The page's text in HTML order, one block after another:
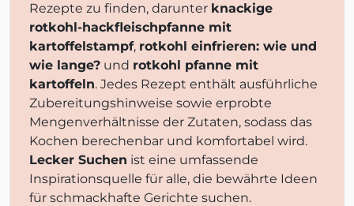
Rezepte zu finden, darunter knackige
rotkohl-hackfleischpfanne mit
kartoffelstampf, rotkohl einfrieren: wie und
wie lange? und rotkohl pfanne mit
kartoffeln. Jedes Rezept enthält ausführliche
Zubereitungshinweise sowie erprobte
Mengenverhältnisse der Zutaten, sodass das
Kochen berechenbar und komfortabel wird.
Lecker Suchen ist eine umfassende
Inspirationsquelle für alle, die bewährte Ideen
für schmackhafte Gerichte suchen.